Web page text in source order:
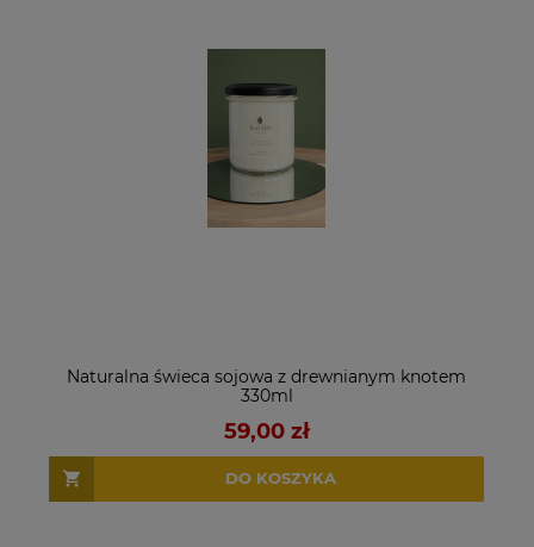
Naturalna świeca sojowa z drewnianym knotem
330ml
59,00 zł
DO KOSZYKA